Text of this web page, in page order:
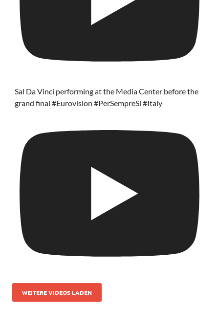
Sal Da Vinci performing at the Media Center before the
grand final #Eurovision #PerSempreSi #Italy
WEITERE VIDEOS LADEN